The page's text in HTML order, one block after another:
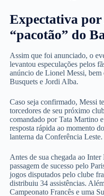
Expectativa
“pacotão” do
Assim que foi anunciado, o
levantou especulações pelos
anúncio de Lionel Messi, bem
Busquets e Jordi Alba.
Caso seja confirmado, Messi
torcedores de seu próximo
comandado por Tata Martino
resposta rápida ao momento
lanterna da Conferência Leste.
Antes de sua chegada ao
passagem de sucesso pelo
jogos disputados pelo clube
distribuiu 34 assistências.
Campeonato Francês e uma